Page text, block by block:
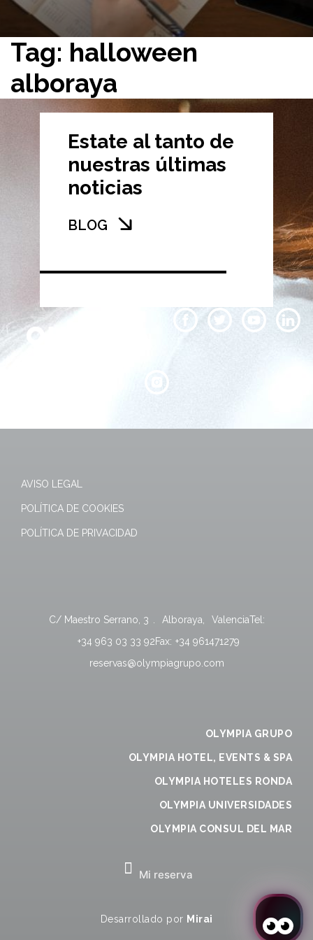
Tag: halloween
alboraya
Estate al tanto de
nuestras últimas
noticias
BLOG
AVISO LEGAL
POLÍTICA DE COOKIES
POLÍTICA DE PRIVACIDAD
C/ Maestro Serrano, 3 Alboraya ValenciaTel:
+34 963 03 33 92Fax: +34 961471279
reservas@olympiagrupo.com
OLYMPIA GRUPO
OLYMPIA HOTEL, EVENTS & SPA
OLYMPIA HOTELES RONDA
OLYMPIA UNIVERSIDADES
OLYMPIA CONSUL DEL MAR
Mi reserva
Desarrollado por Mirai